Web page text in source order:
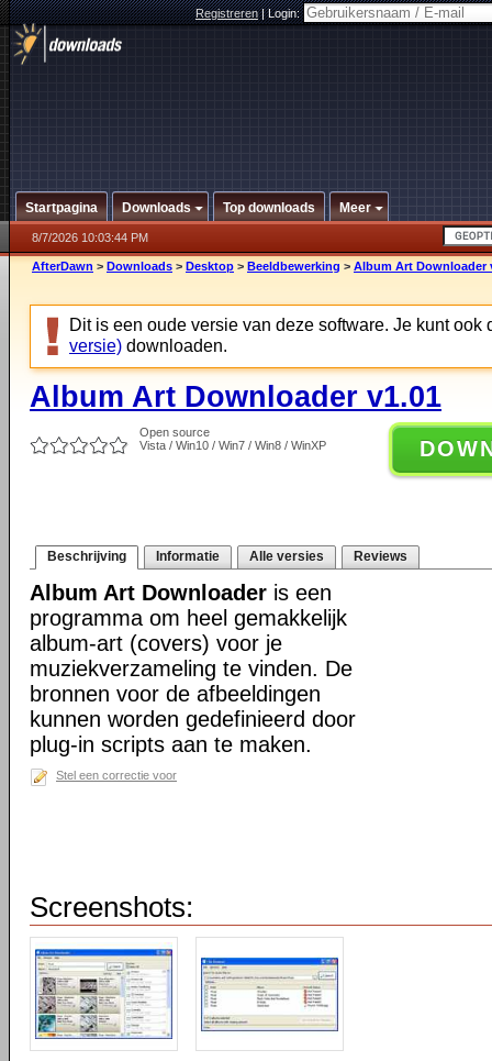
Registreren|Login:
Startpagina Downloads Top downloads Meer
8/7/2026 10:03:44 PM
AfterDawn > Downloads > Desktop > Beeldbewerking > Album Art Downloader
Dit is een oude versie van deze software. Je kunt ook
versie) downloaden.
Album Art Downloader v1.01
Open source
Vista / Win10 / Win7 / Win8 / WinXP
Beschrijving Informatie Alle versies Reviews
Album Art Downloader is een
programma om heel gemakkelijk
album-art (covers) voor je
muziekverzameling te vinden. De
bronnen voor de afbeeldingen
kunnen worden gedefinieerd door
plug-in scripts aan te maken.
Stel een correctie voor
Screenshots: